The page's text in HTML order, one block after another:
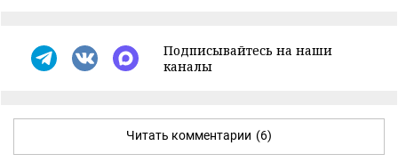
Подписывайтесь на наши
каналы
Читать комментарии (6)